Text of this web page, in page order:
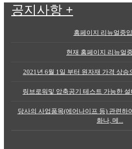
공지사항 +
홈페이지 리뉴얼중
현재 홈페이지 리뉴얼
2021년 6월 1일 부터 원자재 가격 상승
링브로워및 압축공기 테스트 가능한
당사의 사업품목(에어나이프 등) 관련하
화나, 메...